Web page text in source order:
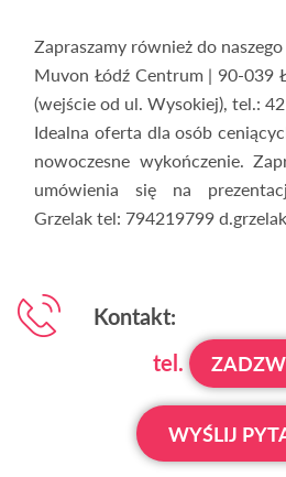
Zapraszamy również do naszego
Muvon Łódź Centrum | 90-039
(wejście od ul. Wysokiej), tel.:
Idealna oferta dla osób
nowoczesne wykończenie.
umówienia się na
Grzelak tel: 794219799
Kontakt:
tel.
WYŚLIJ